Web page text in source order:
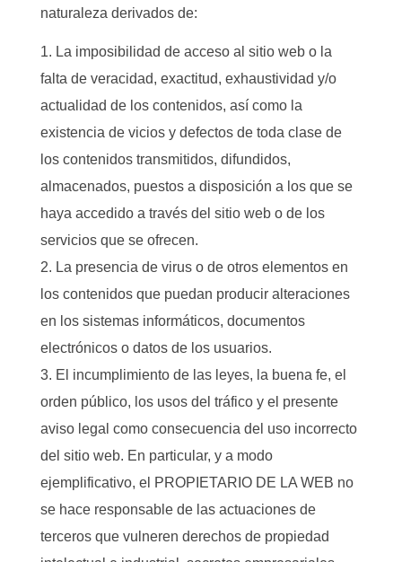
naturaleza derivados de:
La imposibilidad de acceso al sitio web o la
falta de veracidad, exactitud, exhaustividad y/o
actualidad de los contenidos, así como la
existencia de vicios y defectos de toda clase de
los contenidos transmitidos, difundidos,
almacenados, puestos a disposición a los que se
haya accedido a través del sitio web o de los
servicios que se ofrecen.
La presencia de virus o de otros elementos en
los contenidos que puedan producir alteraciones
en los sistemas informáticos, documentos
electrónicos o datos de los usuarios.
El incumplimiento de las leyes, la buena fe, el
orden público, los usos del tráfico y el presente
aviso legal como consecuencia del uso incorrecto
del sitio web. En particular, y a modo
ejemplificativo, el PROPIETARIO DE LA WEB no
se hace responsable de las actuaciones de
terceros que vulneren derechos de propiedad